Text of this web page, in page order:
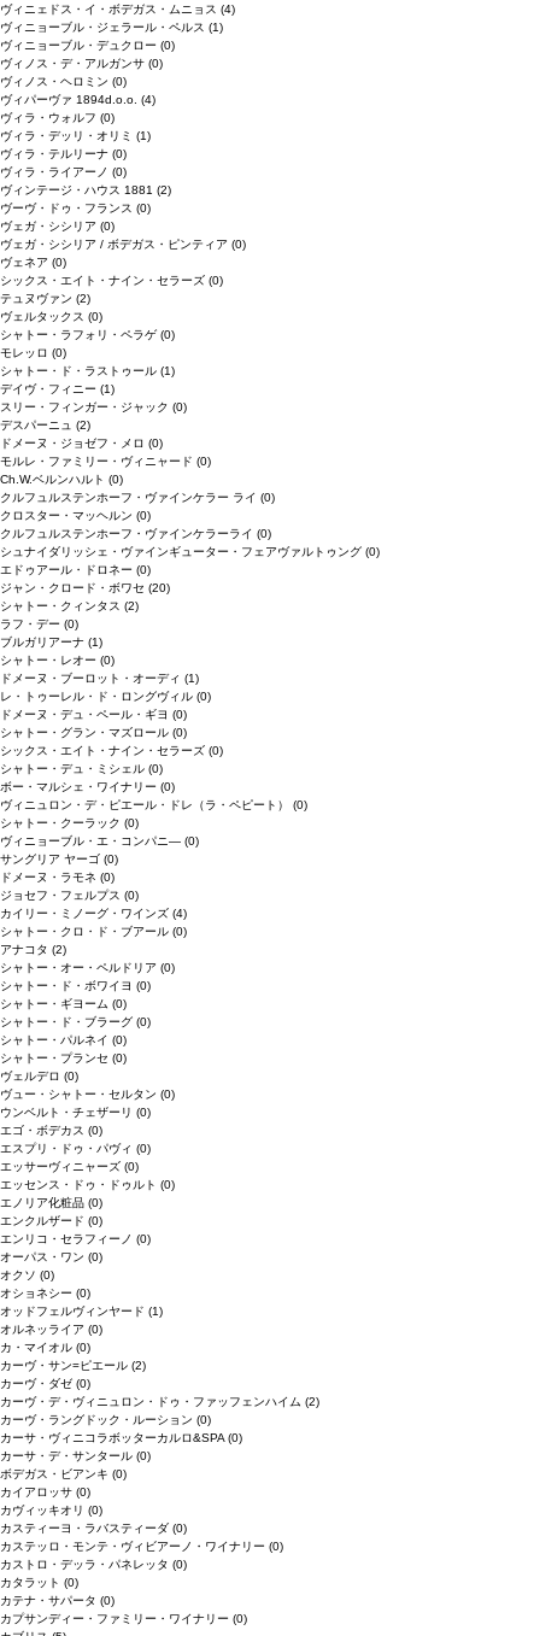
ヴィニェドス・イ・ボデガス・ムニョス (4)
ヴィニョーブル・ジェラール・ペルス (1)
ヴィニョーブル・デュクロー (0)
ヴィノス・デ・アルガンサ (0)
ヴィノス・ヘロミン (0)
ヴィパーヴァ 1894d.o.o. (4)
ヴィラ・ウォルフ (0)
ヴィラ・デッリ・オリミ (1)
ヴィラ・テルリーナ (0)
ヴィラ・ライアーノ (0)
ヴィンテージ・ハウス 1881 (2)
ヴーヴ・ドゥ・フランス (0)
ヴェガ・シシリア (0)
ヴェガ・シシリア / ボデガス・ピンティア (0)
ヴェネア (0)
シックス・エイト・ナイン・セラーズ (0)
テュヌヴァン (2)
ヴェルタックス (0)
シャトー・ラフォリ・ペラゲ (0)
モレッロ (0)
シャトー・ド・ラストゥール (1)
デイヴ・フィニー (1)
スリー・フィンガー・ジャック (0)
デスパーニュ (2)
ドメーヌ・ジョゼフ・メロ (0)
モルレ・ファミリー・ヴィニャード (0)
Ch.W.ベルンハルト (0)
クルフュルステンホーフ・ヴァインケラー ライ (0)
クロスター・マッヘルン (0)
クルフュルステンホーフ・ヴァインケラーライ (0)
シュナイダリッシェ・ヴァインギューター・フェアヴァルトゥング (0)
エドゥアール・ドロネー (0)
ジャン・クロード・ボワセ (20)
シャトー・クィンタス (2)
ラフ・デー (0)
ブルガリアーナ (1)
シャトー・レオー (0)
ドメーヌ・ブーロット・オーディ (1)
レ・トゥーレル・ド・ロングヴィル (0)
ドメーヌ・デュ・ペール・ギヨ (0)
シャトー・グラン・マズロール (0)
シックス・エイト・ナイン・セラーズ (0)
シャトー・デュ・ミシェル (0)
ボー・マルシェ・ワイナリー (0)
ヴィニュロン・デ・ピエール・ドレ（ラ・ペピート） (0)
シャトー・クーラック (0)
ヴィニョーブル・エ・コンパニ― (0)
サングリア ヤーゴ (0)
ドメーヌ・ラモネ (0)
ジョセフ・フェルプス (0)
カイリー・ミノーグ・ワインズ (4)
シャトー・クロ・ド・ブアール (0)
アナコタ (2)
シャトー・オー・ペルドリア (0)
シャトー・ド・ボワイヨ (0)
シャトー・ギヨーム (0)
シャトー・ド・ブラーグ (0)
シャトー・パルネイ (0)
シャトー・プランセ (0)
ヴェルデロ (0)
ヴュー・シャトー・セルタン (0)
ウンベルト・チェザーリ (0)
エゴ・ボデカス (0)
エスプリ・ドゥ・パヴィ (0)
エッサーヴィニャーズ (0)
エッセンス・ドゥ・ドゥルト (0)
エノリア化粧品 (0)
エンクルザード (0)
エンリコ・セラフィーノ (0)
オーパス・ワン (0)
オクソ (0)
オショネシー (0)
オッドフェルヴィンヤード (1)
オルネッライア (0)
カ・マイオル (0)
カーヴ・サン=ピエール (2)
カーヴ・ダゼ (0)
カーヴ・デ・ヴィニュロン・ドゥ・ファッフェンハイム (2)
カーヴ・ラングドック・ルーション (0)
カーサ・ヴィニコラボッターカルロ&SPA (0)
カーサ・デ・サンタール (0)
ボデガス・ビアンキ (0)
カイアロッサ (0)
カヴィッキオリ (0)
カスティーヨ・ラバスティーダ (0)
カステッロ・モンテ・ヴィビアーノ・ワイナリー (0)
カストロ・デッラ・パネレッタ (0)
カタラット (0)
カテナ・サパータ (0)
カプサンディー・ファミリー・ワイナリー (0)